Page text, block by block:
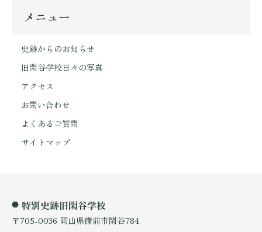
メニュー
史跡からのお知らせ
旧閑谷学校日々の写真
アクセス
お問い合わせ
よくあるご質問
サイトマップ
特別史跡旧閑谷学校
〒705-0036 岡山県備前市閑谷784